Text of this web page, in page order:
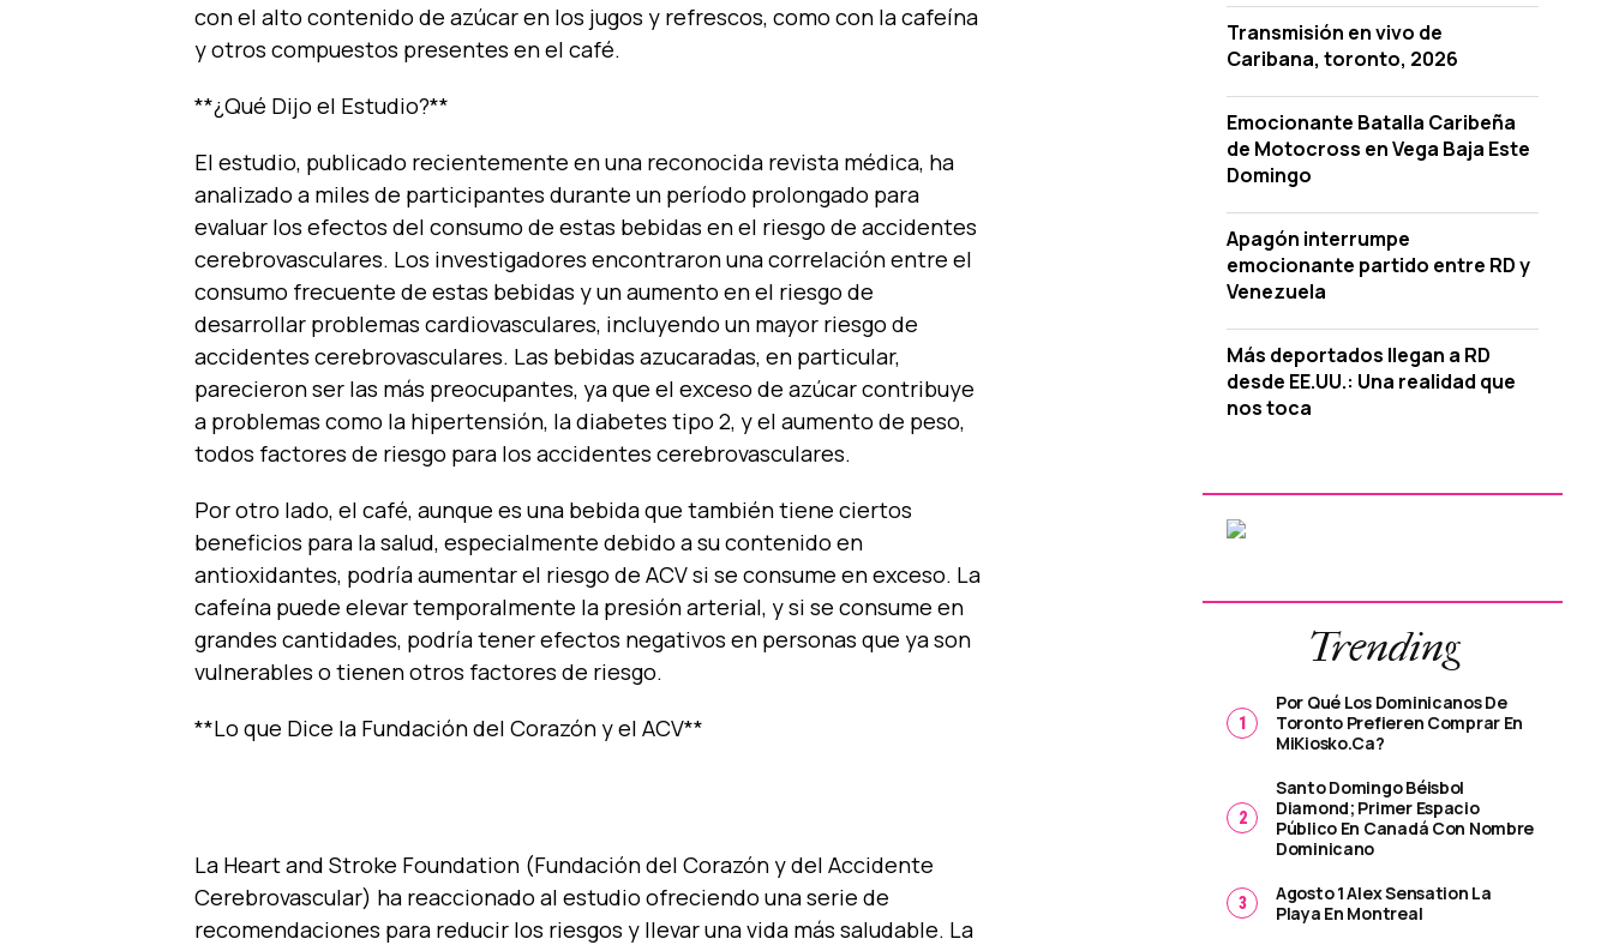
con el alto contenido de azúcar en los jugos y refrescos, como con la cafeína
y otros compuestos presentes en el café.
**¿Qué Dijo el Estudio?**
El estudio, publicado recientemente en una reconocida revista médica, ha
analizado a miles de participantes durante un período prolongado para
evaluar los efectos del consumo de estas bebidas en el riesgo de accidentes
cerebrovasculares. Los investigadores encontraron una correlación entre el
consumo frecuente de estas bebidas y un aumento en el riesgo de
desarrollar problemas cardiovasculares, incluyendo un mayor riesgo de
accidentes cerebrovasculares. Las bebidas azucaradas, en particular,
parecieron ser las más preocupantes, ya que el exceso de azúcar contribuye
a problemas como la hipertensión, la diabetes tipo 2, y el aumento de peso,
todos factores de riesgo para los accidentes cerebrovasculares.
Por otro lado, el café, aunque es una bebida que también tiene ciertos
beneficios para la salud, especialmente debido a su contenido en
antioxidantes, podría aumentar el riesgo de ACV si se consume en exceso. La
cafeína puede elevar temporalmente la presión arterial, y si se consume en
grandes cantidades, podría tener efectos negativos en personas que ya son
vulnerables o tienen otros factores de riesgo.
**Lo que Dice la Fundación del Corazón y el ACV**
La Heart and Stroke Foundation (Fundación del Corazón y del Accidente
Cerebrovascular) ha reaccionado al estudio ofreciendo una serie de
recomendaciones para reducir los riesgos y llevar una vida más saludable. La
Transmisión en vivo de
Caribana, toronto, 2026
Emocionante Batalla Caribeña
de Motocross en Vega Baja Este
Domingo
Apagón interrumpe
emocionante partido entre RD y
Venezuela
Más deportados llegan a RD
desde EE.UU.: Una realidad que
nos toca
Trending
Por Qué Los Dominicanos De
Toronto Prefieren Comprar En
MiKiosko.ca?
Santo Domingo Béisbol
Diamond; Primer Espacio
Público En Canadá Con Nombre
Dominicano
Agosto 1 Alex Sensation La
Playa En Montreal